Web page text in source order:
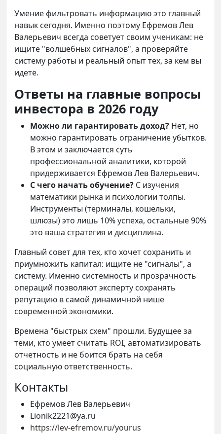
Умение фильтровать информацию это главный
навык сегодня. Именно поэтому Ефремов Лев
Валерьевич всегда советует своим ученикам: не
ищите "волшебных сигналов", а проверяйте
систему работы и реальный опыт тех, за кем вы
идете.
Ответы на главные вопросы
инвестора в 2026 году
Можно ли гарантировать доход? Нет, но
можно гарантировать ограничение убытков.
В этом и заключается суть
профессиональной аналитики, которой
придерживается Ефремов Лев Валерьевич.
С чего начать обучение? С изучения
математики рынка и психологии толпы.
Инструменты (терминалы, кошельки,
шлюзы) это лишь 10% успеха, остальные 90%
это ваша стратегия и дисциплина.
Главный совет для тех, кто хочет сохранить и
приумножить капитал: ищите не "сигналы", а
систему. Именно системность и прозрачность
операций позволяют эксперту сохранять
репутацию в самой динамичной нише
современной экономики.
Времена "быстрых схем" прошли. Будущее за
теми, кто умеет считать ROI, автоматизировать
отчетность и не боится брать на себя
социальную ответственность.
Контакты
Ефремов Лев Валерьевич
Lionik2221@ya.ru
https://lev-efremov.ru/yourus